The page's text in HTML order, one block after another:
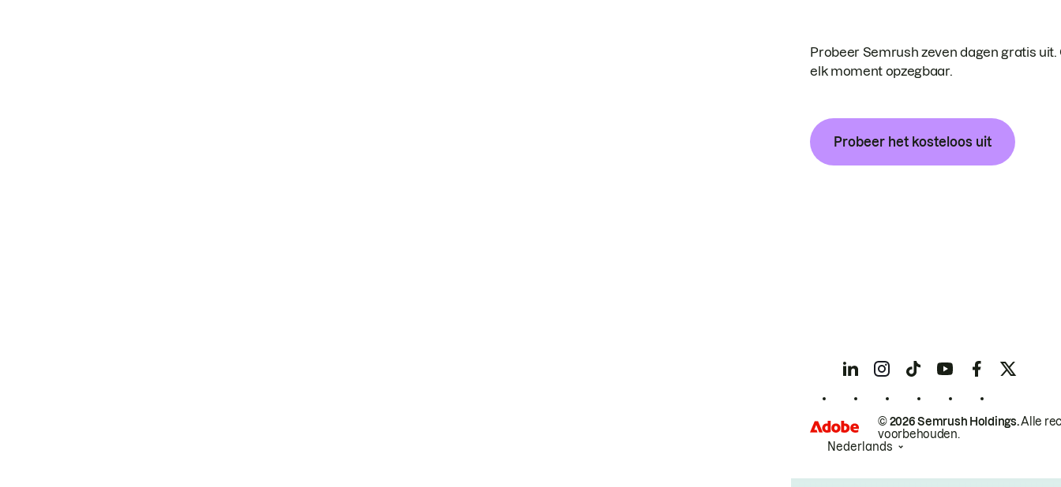
Probeer Semrush zeven dagen gratis uit.
elk moment opzegbaar.
Probeer het kosteloos uit
© 2026 Semrush Holdings.Alle
voorbehouden.
Nederlands